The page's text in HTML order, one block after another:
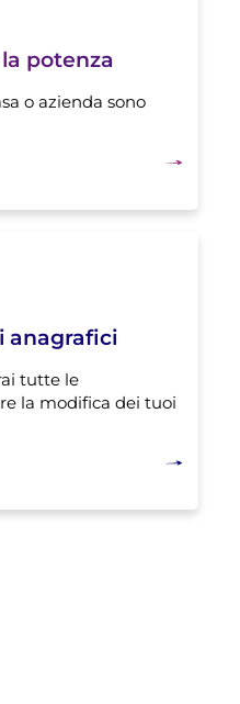
potenza
o azienda sono
anagrafici
tutte le
la modifica dei tuoi